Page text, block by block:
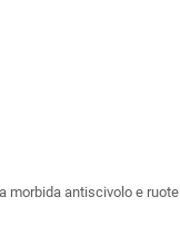
morbida antiscivolo e ruote